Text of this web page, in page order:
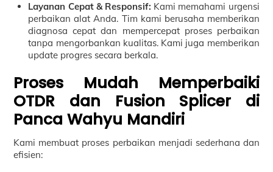
Layanan Cepat & Responsif: Kami memahami urgensi
perbaikan alat Anda. Tim kami berusaha memberikan
diagnosa cepat dan mempercepat proses perbaikan
tanpa mengorbankan kualitas. Kami juga memberikan
update progres secara berkala.
Proses Mudah Memperbaiki
OTDR dan Fusion Splicer di
Panca Wahyu Mandiri
Kami membuat proses perbaikan menjadi sederhana dan
efisien: